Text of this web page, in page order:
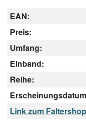
EAN:
Preis:
Umfang:
Einband:
Reihe:
Link zum Faltershop